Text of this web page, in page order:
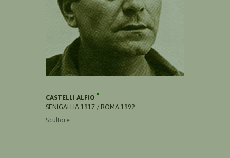
CASTELLI ALFIO
SENIGALLIA 1917 / ROMA 1992
Scultore